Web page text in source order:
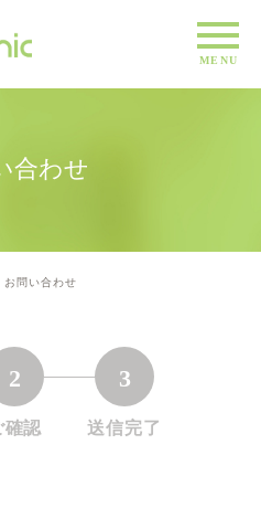
合わせ
お問い合わせ
2
確認
3
送信完了